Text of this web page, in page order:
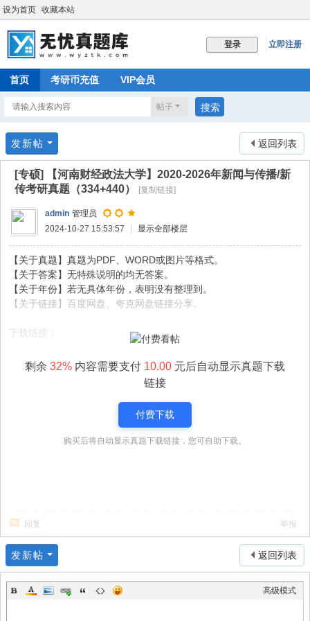
设为首页 收藏本站
登录 立即注册
首页 考研币充值 VIP会员
帖子 搜索
返回列表
发新帖
[专硕]
【河南财经政法大学】2020-2026年新闻与传播/新
传考研真题（334+440）
[复制链接]
admin 管理员
2024-10-27 15:53:57
显示全部楼层
【关于真题】真题为PDF、WORD或图片等格式。
【关于答案】无特殊说明的均无答案。
【关于年份】若无具体年份，表明没有整理到。
【关于链接】百度网盘、夸克网盘链接分享。
下载链接：
剩余 32% 内容需要支付 10.00 元后自动显示真题下载
链接
付费下载
购买后将自动显示真题下载链接，您可自助下载。
回复 举报
返回列表
发新帖
高级模式